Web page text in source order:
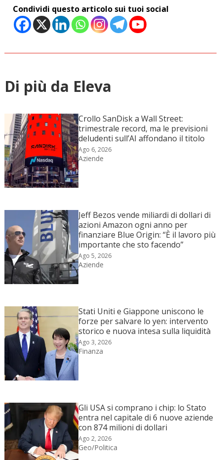
Condividi questo articolo sui tuoi social
Di più da Eleva
Crollo SanDisk a Wall Street:
trimestrale record, ma le previsioni
deludenti sull’AI affondano il titolo
Ago 6, 2026
Aziende
Jeff Bezos vende miliardi di dollari di
azioni Amazon ogni anno per
finanziare Blue Origin: “È il lavoro più
importante che sto facendo”
Ago 5, 2026
Aziende
Stati Uniti e Giappone uniscono le
forze per salvare lo yen: intervento
storico e nuova intesa sulla liquidità
Ago 3, 2026
Finanza
Gli USA si comprano i chip: lo Stato
entra nel capitale di 6 nuove aziende
con 874 milioni di dollari
Ago 2, 2026
Geo/Politica